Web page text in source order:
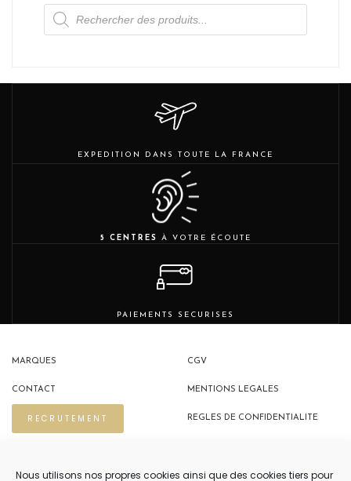
Nous utilisons nos propres cookies ainsi que des cookies tiers pour
Recherche
de
produits
EXPEDITION DANS TOUTE LA FRANCE
5 CENTRES À VOTRE ÉCOUTE
PAIEMENTS SECURISES
MARQUES
CONTACT
RECRUTEMENT
CGV
MENTIONS LEGALES
REGLES DE CONFIDENTIALITE